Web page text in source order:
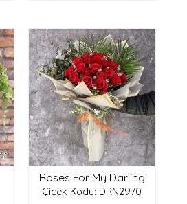
Roses For My Darling
Çiçek Kodu: DRN2970